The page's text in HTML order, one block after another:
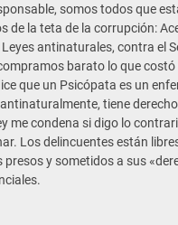
somos todos que
de la teta de la corrupción:
antinaturales, contra el
barato lo que costó
que un Psicópata es un
tiene
me condena si digo lo
Los delincuentes están
presos y sometidos a sus